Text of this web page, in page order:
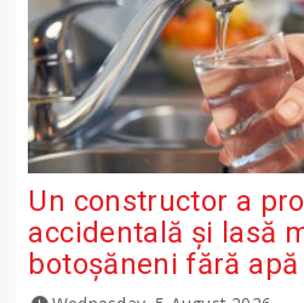
Un constructor a
accidentală și lasă
botoșăneni fără